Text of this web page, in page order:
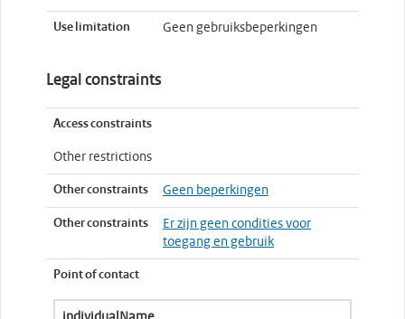
Use limitation Geen gebruiksbeperkingen
Legal constraints
Access constraints
Other restrictions
Other constraints Geen beperkingen
Other constraints
Er zijn geen condities voor
toegang en gebruik
Point of contact